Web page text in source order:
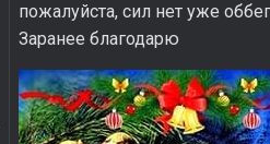
пожалуйста, сил нет уже
Заранее благодарю